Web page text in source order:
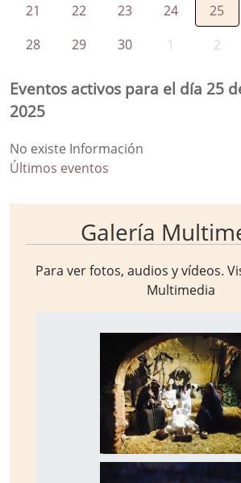
21 22 23 24 25
28
29 30 1 2
Eventos activos para el día 25
2025
No existe Información
Últimos eventos
Galería
Para ver fotos, audios y vídeos.
Multimedia